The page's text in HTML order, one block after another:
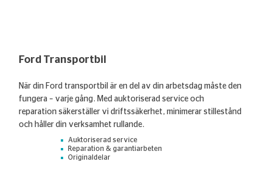
Ford Transportbil
När din Ford transportbil är en del av din arbetsdag måste den
fungera – varje gång. Med auktoriserad service och
reparation säkerställer vi driftssäkerhet, minimerar stillestånd
och håller din verksamhet rullande.
Auktoriserad service
Reparation & garantiarbeten
Originaldelar